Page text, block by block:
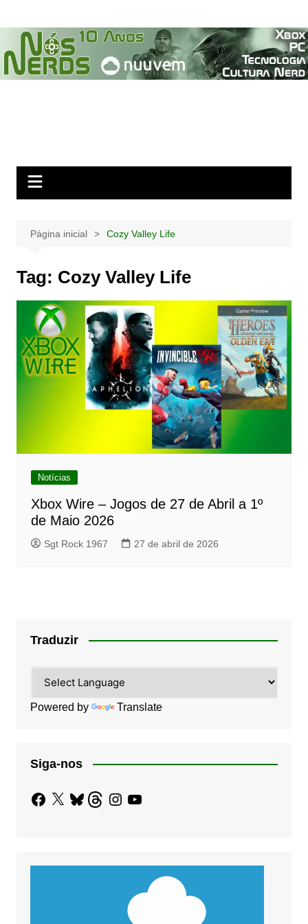
para
conteúdo
Página inicial Cozy Valley Life
Tag: Cozy Valley Life
Notícias
Xbox Wire – Jogos de 27 de Abril a 1º
de Maio 2026
Sgt Rock 1967 27 de abril de 2026
Traduzir
Powered by Translate
Siga-nos
Facebook
X BlueskyThreadsInstagram
YouTube